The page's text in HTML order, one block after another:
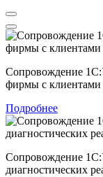
Сопровождение
фирмы с клиентами
Подробнее
Сопровождение
диагностических